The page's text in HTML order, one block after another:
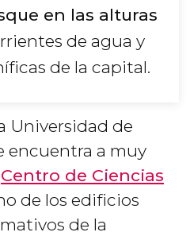
en las alturas
de agua y
de la capital.
Universidad de
encuentra a muy
Centro de Ciencias
de los edificios
de la